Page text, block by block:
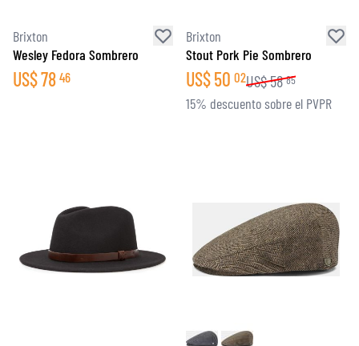
Brixton
Wesley Fedora Sombrero
US$78 46
Brixton
Stout Pork Pie Sombrero
US$50 02US$58 85
15% descuento sobre el PVPR